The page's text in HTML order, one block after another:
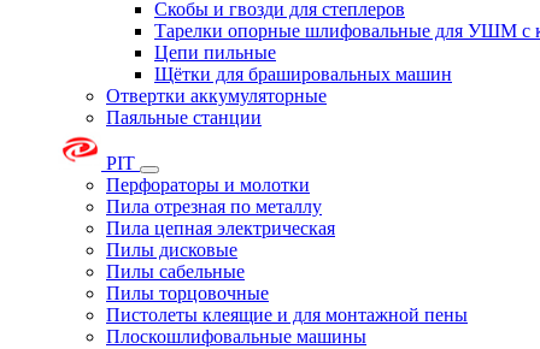
Скобы и гвозди для степлеров
Тарелки опорные шлифовальные для УШМ с
Цепи пильные
Щётки для брашировальных машин
Отвертки аккумуляторные
Паяльные станции
PIT
Перфораторы и молотки
Пила отрезная по металлу
Пила цепная электрическая
Пилы дисковые
Пилы сабельные
Пилы торцовочные
Пистолеты клеящие и для монтажной пены
Плоскошлифовальные машины